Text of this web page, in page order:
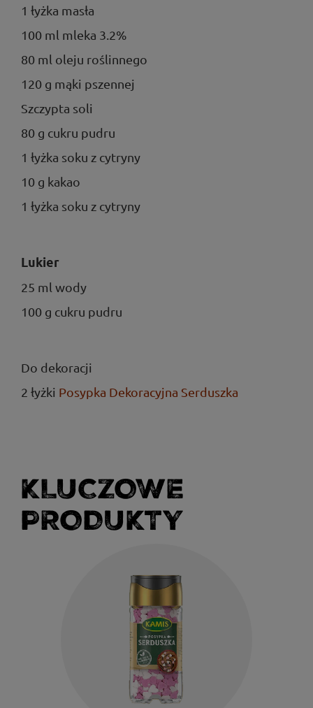
1 łyżka masła
100 ml mleka 3.2%
80 ml oleju roślinnego
120 g mąki pszennej
Szczypta soli
80 g cukru pudru
1 łyżka soku z cytryny
10 g kakao
1 łyżka soku z cytryny
Lukier
25 ml wody
100 g cukru pudru
Do dekoracji
2 łyżki Posypka Dekoracyjna Serduszka
KLUCZOWE
PRODUKTY